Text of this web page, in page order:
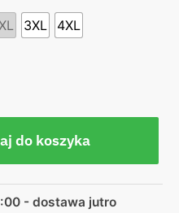
3XL 4XL
do koszyka
- dostawa jutro